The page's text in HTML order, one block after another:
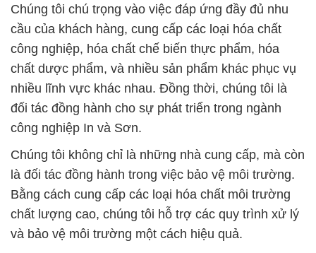
Chúng tôi chú trọng vào việc đáp ứng đầy đủ nhu
cầu của khách hàng, cung cấp các loại hóa chất
công nghiệp, hóa chất chế biến thực phẩm, hóa
chất dược phẩm, và nhiều sản phẩm khác phục vụ
nhiều lĩnh vực khác nhau. Đồng thời, chúng tôi là
đối tác đồng hành cho sự phát triển trong ngành
công nghiệp In và Sơn.
Chúng tôi không chỉ là những nhà cung cấp, mà còn
là đối tác đồng hành trong việc bảo vệ môi trường.
Bằng cách cung cấp các loại hóa chất môi trường
chất lượng cao, chúng tôi hỗ trợ các quy trình xử lý
và bảo vệ môi trường một cách hiệu quả.